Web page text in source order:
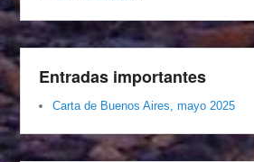
Entradas importantes
Carta de Buenos Aires, mayo 2025